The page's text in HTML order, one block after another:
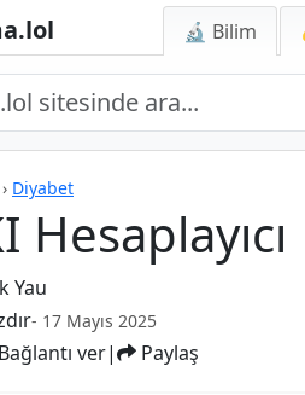
🔬 Bilim
› Diyabet
Hesaplayıcı
Yau
- 17 Mayıs 2025
Bağlantı ver| Paylaş